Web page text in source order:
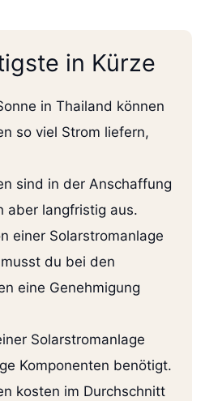
in Kürze
in Thailand können
so viel Strom liefern,
sind in der Anschaffung
aber langfristig aus.
einer Solarstromanlage
du bei den
eine Genehmigung
Solarstromanlage
Komponenten benötigt.
kosten im Durchschnitt